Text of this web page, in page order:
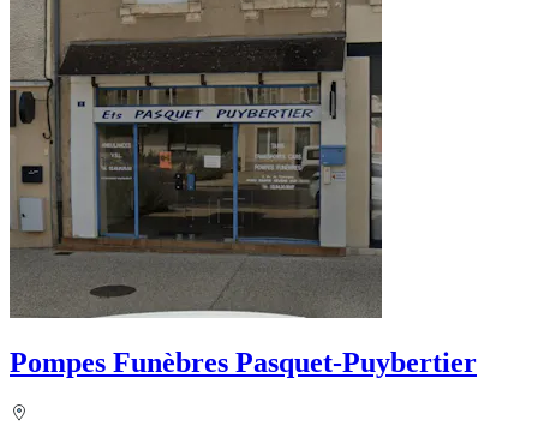
Pompes Funèbres Pasquet-Puybertier